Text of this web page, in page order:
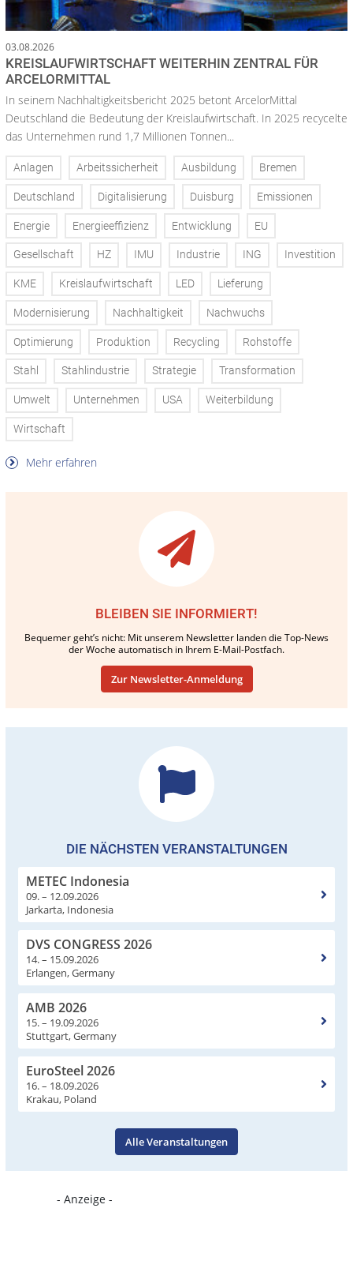
03.08.2026
KREISLAUFWIRTSCHAFT WEITERHIN ZENTRAL FÜR
ARCELORMITTAL
In seinem Nachhaltigkeitsbericht 2025 betont ArcelorMittal
Deutschland die Bedeutung der Kreislaufwirtschaft. In 2025 recycelte
das Unternehmen rund 1,7 Millionen Tonnen...
Anlagen Arbeitssicherheit Ausbildung Bremen
Deutschland Digitalisierung Duisburg Emissionen
Energie Energieeffizienz Entwicklung EU
Gesellschaft HZ IMU Industrie ING Investition
KME Kreislaufwirtschaft LED Lieferung
Modernisierung Nachhaltigkeit Nachwuchs
Optimierung Produktion Recycling Rohstoffe
Stahl Stahlindustrie Strategie Transformation
Umwelt Unternehmen USA Weiterbildung
Wirtschaft
Mehr erfahren
BLEIBEN SIE INFORMIERT!
Bequemer geht’s nicht: Mit unserem Newsletter landen die Top-News
der Woche automatisch in Ihrem E-Mail-Postfach.
Zur Newsletter-Anmeldung
DIE NÄCHSTEN VERANSTALTUNGEN
METEC Indonesia
09. – 12.09.2026
Jarkarta, Indonesia
DVS CONGRESS 2026
14. – 15.09.2026
Erlangen, Germany
AMB 2026
15. – 19.09.2026
Stuttgart, Germany
EuroSteel 2026
16. – 18.09.2026
Krakau, Poland
Alle Veranstaltungen
- Anzeige -